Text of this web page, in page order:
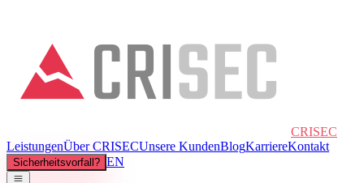
CRISEC
LeistungenÜber CRISECUnsere KundenBlogKarriereKontakt
Sicherheitsvorfall? EN